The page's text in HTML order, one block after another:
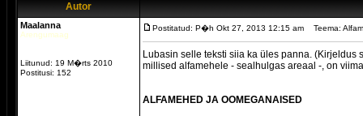
Autor
Maalanna
Arengumaag
Liitunud: 19 M�rts 2010
Postitusi: 152
Postitatud: P�h Okt 27, 2013 12:15 am Teema:
Lubasin selle teksti siia ka üles panna.
millised alfamehele - sealhulgas areaal -, on
ALFAMEHED JA OOMEGANAISED